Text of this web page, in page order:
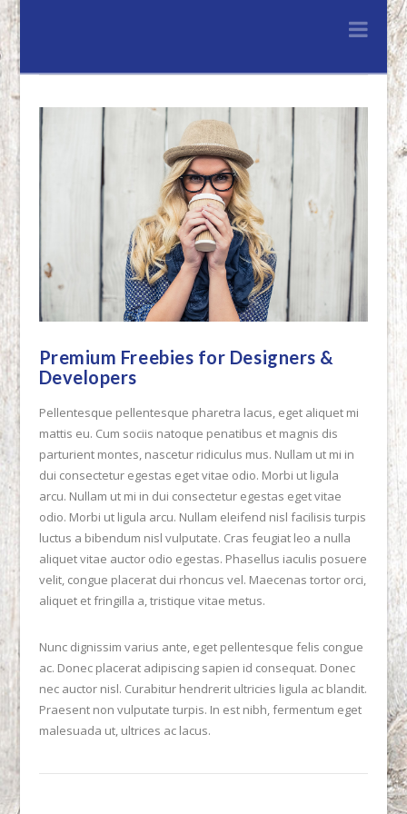
Hout
&
VIEW POST
Premium Freebies for Designers &
Developers
Pellentesque pellentesque pharetra lacus, eget aliquet mi
mattis eu. Cum sociis natoque penatibus et magnis dis
parturient montes, nascetur ridiculus mus. Nullam ut mi in
dui consectetur egestas eget vitae odio. Morbi ut ligula
arcu. Nullam ut mi in dui consectetur egestas eget vitae
odio. Morbi ut ligula arcu. Nullam eleifend nisl facilisis turpis
luctus a bibendum nisl vulputate. Cras feugiat leo a nulla
aliquet vitae auctor odio egestas. Phasellus iaculis posuere
velit, congue placerat dui rhoncus vel. Maecenas tortor orci,
aliquet et fringilla a, tristique vitae metus.
Nunc dignissim varius ante, eget pellentesque felis congue
ac. Donec placerat adipiscing sapien id consequat. Donec
nec auctor nisl. Curabitur hendrerit ultricies ligula ac blandit.
Praesent non vulputate turpis. In est nibh, fermentum eget
malesuada ut, ultrices ac lacus.